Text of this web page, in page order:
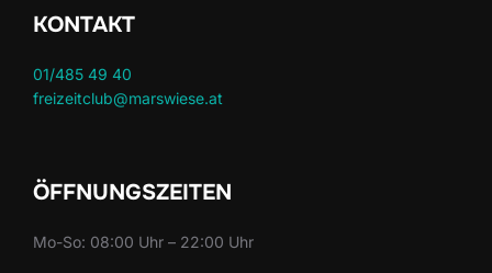
KONTAKT
01/485 49 40
freizeitclub@marswiese.at
ÖFFNUNGSZEITEN
Mo-So: 08:00 Uhr – 22:00 Uhr